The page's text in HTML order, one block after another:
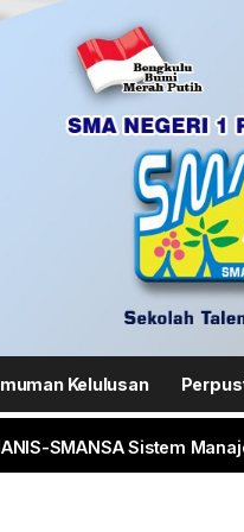
Kelulusan
SMANSA Pramabansa
1 Rejang Lebong Masuk
SMANSA Sistem
LCC 4 Pilar MPR SMAN 1